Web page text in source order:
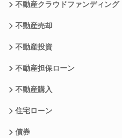
不動産クラウドファンディング
不動産売却
不動産投資
不動産担保ローン
不動産購入
住宅ローン
債券